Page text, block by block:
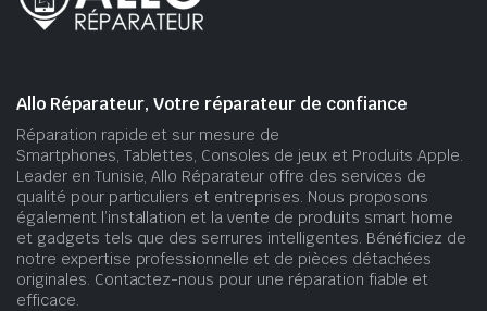
Allo Réparateur, Votre réparateur de confiance
Réparation rapide et sur mesure de
Smartphones, Tablettes, Consoles de jeux et Produits Apple.
Leader en Tunisie, Allo Réparateur offre des services de
qualité pour particuliers et entreprises. Nous proposons
également l’installation et la vente de produits smart home
et gadgets tels que des serrures intelligentes. Bénéficiez de
notre expertise professionnelle et de pièces détachées
originales. Contactez-nous pour une réparation fiable et
efficace.